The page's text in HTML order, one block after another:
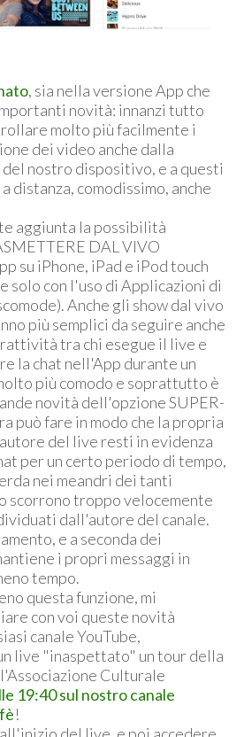
, sia nella versione App che
novità: innanzi tutto
molto più facilmente i
dei video anche dalla
nostro dispositivo, e a questi
distanza, comodissimo, anche
aggiunta la possibilità
DAL VIVO
su iPhone, iPad e iPod touch
solo con l'uso di Applicazioni di
Anche gli show dal vivo
più semplici da seguire anche
tra chi esegue il live e
la chat nell'App durante un
più comodo e soprattutto è
novità dell'opzione SUPER-
può fare in modo che la propria
del live resti in evidenza
per un certo periodo di tempo,
nei meandri dei tanti
scorrono troppo velocemente
dall'autore del canale.
e a seconda dei
i propri messaggi in
tempo.
questa funzione, mi
con voi queste novità
canale YouTube,
live "inaspettato" un tour della
Culturale
19:40 sul nostro canale
!